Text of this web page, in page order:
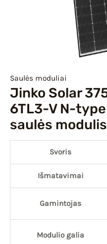
Saulės moduliai
Jinko Solar
6TL3-V N-
saulės modulis
Svoris
Išmatavimai
Gamintojas
Modulio galia